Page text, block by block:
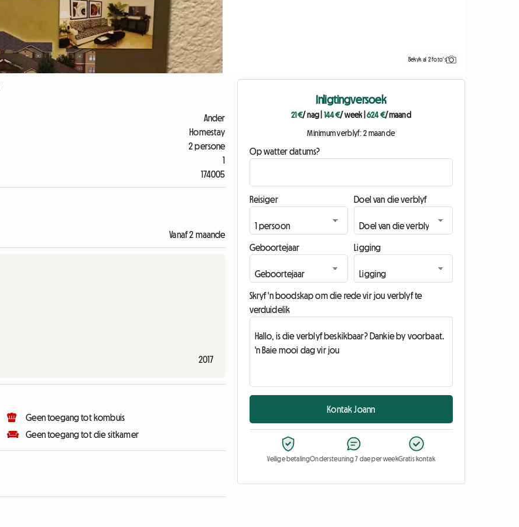
Bekyk al 2 foto's
Ander
Homestay
2 persone
1
174005
Vanaf 2 maande
2017
Geen toegang tot kombuis
Geen toegang tot die sitkamer
Inligtingversoek
21 €/ nag 144 €/ week| 624 €/ maand
Minimum verblyf: 2 maande
Op watter datums?
Reisiger Doel van die verblyf
Geboortejaar Ligging
Skryf 'n boodskap om die rede vir jou verblyf te
verduidelik
Kontak Joann
Veilige betalingOndersteuning 7 dae per weekGratis kontak